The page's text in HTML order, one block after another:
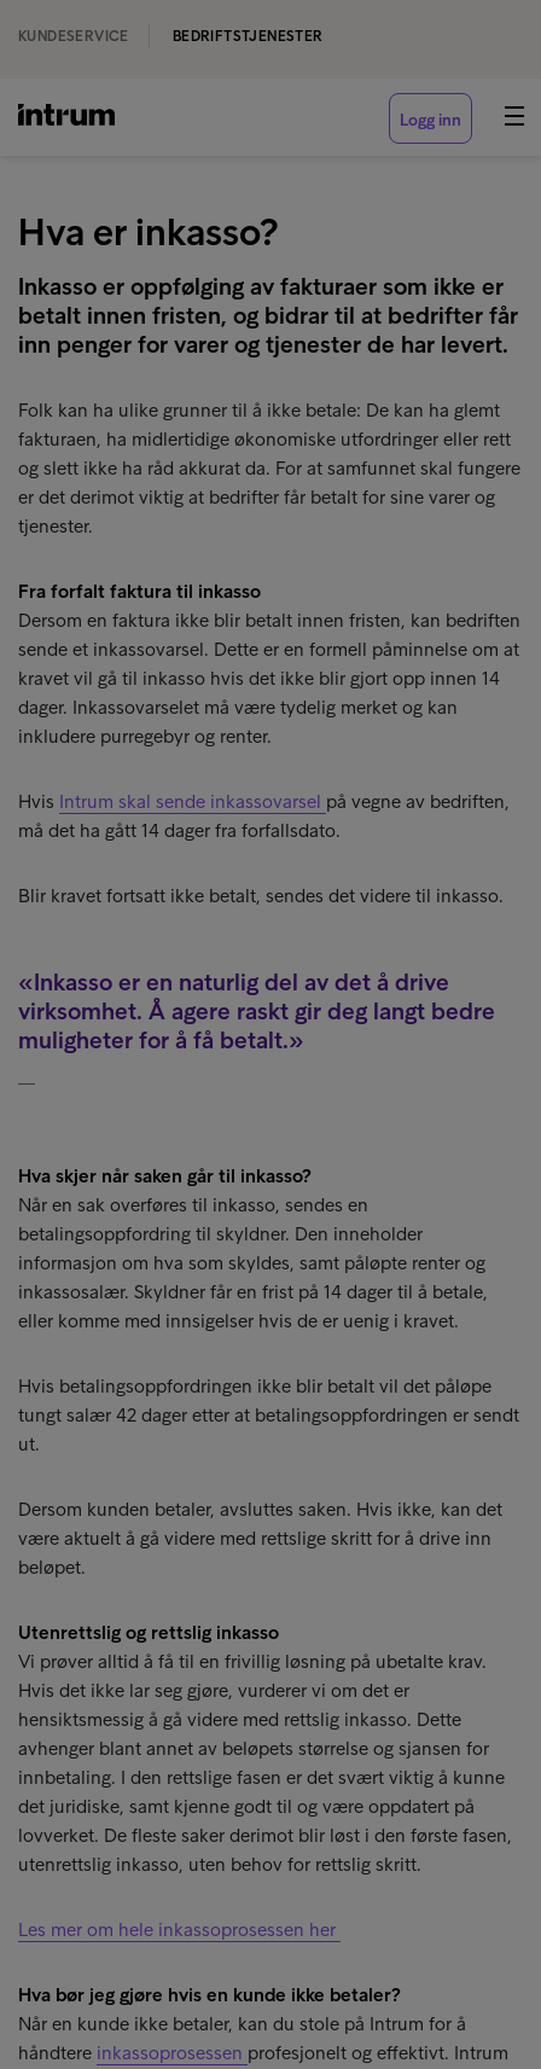
KUNDESERVICE BEDRIFTSTJENESTER
Logg inn
Hva er inkasso?
Inkasso er oppfølging av fakturaer som ikke er
betalt innen fristen, og bidrar til at bedrifter får
inn penger for varer og tjenester de har levert.
Folk kan ha ulike grunner til å ikke betale: De kan ha glemt
fakturaen, ha midlertidige økonomiske utfordringer eller rett
og slett ikke ha råd akkurat da. For at samfunnet skal fungere
er det derimot viktig at bedrifter får betalt for sine varer og
tjenester.
Fra forfalt faktura til inkasso
Dersom en faktura ikke blir betalt innen fristen, kan bedriften
sende et inkassovarsel. Dette er en formell påminnelse om at
kravet vil gå til inkasso hvis det ikke blir gjort opp innen 14
dager. Inkassovarselet må være tydelig merket og kan
inkludere purregebyr og renter.
Hvis Intrum skal sende inkassovarsel på vegne av bedriften,
må det ha gått 14 dager fra forfallsdato.
Blir kravet fortsatt ikke betalt, sendes det videre til inkasso.
Inkasso er en naturlig del av det å drive
virksomhet. Å agere raskt gir deg langt bedre
muligheter for å få betalt.
Hva skjer når saken går til inkasso?
Når en sak overføres til inkasso, sendes en
betalingsoppfordring til skyldner. Den inneholder
informasjon om hva som skyldes, samt påløpte renter og
inkassosalær. Skyldner får en frist på 14 dager til å betale,
eller komme med innsigelser hvis de er uenig i kravet.
Hvis betalingsoppfordringen ikke blir betalt vil det påløpe
tungt salær 42 dager etter at betalingsoppfordringen er sendt
ut.
Dersom kunden betaler, avsluttes saken. Hvis ikke, kan det
være aktuelt å gå videre med rettslige skritt for å drive inn
beløpet.
Utenrettslig og rettslig inkasso
Vi prøver alltid å få til en frivillig løsning på ubetalte krav.
Hvis det ikke lar seg gjøre, vurderer vi om det er
hensiktsmessig å gå videre med rettslig inkasso. Dette
avhenger blant annet av beløpets størrelse og sjansen for
innbetaling. I den rettslige fasen er det svært viktig å kunne
det juridiske, samt kjenne godt til og være oppdatert på
lovverket. De fleste saker derimot blir løst i den første fasen,
utenrettslig inkasso, uten behov for rettslig skritt.
Les mer om hele inkassoprosessen her
Hva bør jeg gjøre hvis en kunde ikke betaler?
Når en kunde ikke betaler, kan du stole på Intrum for å
håndtere inkassoprosessen profesjonelt og effektivt. Intrum